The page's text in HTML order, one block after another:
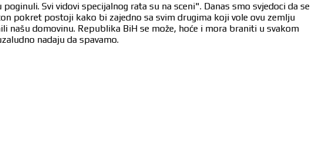
Svi vidovi specijalnog rata su na sceni". Danas smo svjedoci da se
pokret postoji kako bi zajedno sa svim drugima koji vole ovu zemlju
domovinu. Republika BiH se može, hoće i mora braniti u svakom
nadaju da spavamo.